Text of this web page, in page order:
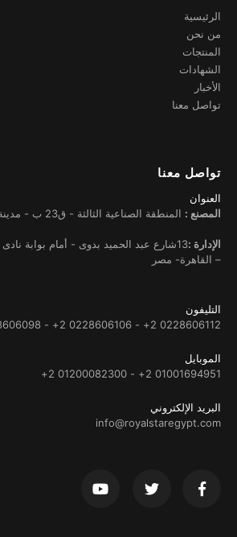
الرئيسية
من نحن
المنتجات
الشهادات
الأخبار
تواصل معنا
تواصل معنا
العنوان
المصنع : المنطقة الصناعية الثالثة - ق23 ب - مدينة بدر - القاهرة - مصر
الإدارة :
13شارع عبد الحميد بدوى - أمام بوابة
– القاهرة- مصر
التليفون
0228606112 2+ - 0228606106 2+ - 0228606098 2+
الموبايل
01001694951 2+ - 01200082300 2+
البريد الإلكتروني
info@royalstaregypt.com